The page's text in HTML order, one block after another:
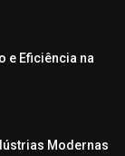
e Eficiência na
Modernas